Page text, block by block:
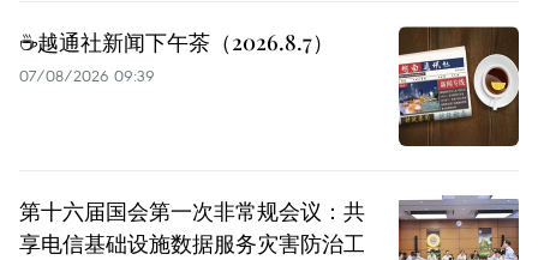
☕️越通社新闻下午茶（2026.8.7）
07/08/2026 09:39
第十六届国会第一次非常规会议：共
享电信基础设施数据服务灾害防治工